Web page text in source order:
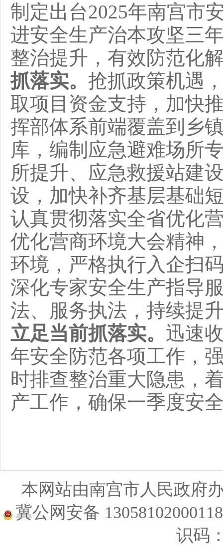
制定出台2025年南宫市
进安全生产治本攻坚三
整治提升，有效防范化
抓落实。 抢抓政策机遇
取项目资金支持，加快
挥部体系前端覆盖到乡
库，编制应急避难场所
所提升、应急救援站建
设，加快补齐基层基础
认真贯彻落实全省优化
优化营商环境大会精神
环境，严格执行入企扫
深化专家安全生产指导
法、服务执法，持续提
立足当前抓落实。 迅速
年安全防范各项工作，
时排查整治重大隐患，
产工作，确保一季度安
本网站由南宫市人民政
冀公网安备
识码